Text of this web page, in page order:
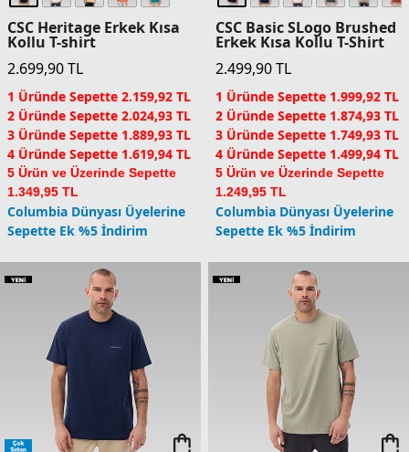
CSC Heritage Erkek Kısa
Kollu T-shirt
2.699,90TL
1 Üründe Sepette 2.159,92 TL
2 Üründe Sepette 2.024,93 TL
3 Üründe Sepette 1.889,93 TL
4 Üründe Sepette 1.619,94 TL
5 Ürün ve Üzerinde Sepette
1.349,95 TL
Columbia Dünyası Üyelerine
Sepette Ek %5 İndirim
CSC Basic SLogo Brushed
Erkek Kısa Kollu T-Shirt
2.499,90TL
1 Üründe Sepette 1.999,92 TL
2 Üründe Sepette 1.874,93 TL
3 Üründe Sepette 1.749,93 TL
4 Üründe Sepette 1.499,94 TL
5 Ürün ve Üzerinde Sepette
1.249,95 TL
Columbia Dünyası Üyelerine
Sepette Ek %5 İndirim